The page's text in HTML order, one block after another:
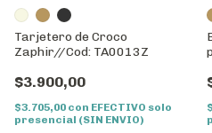
Tarjetero de Croco
Zaphir//Cod: TA0013Z
$3.900,00
$3.705,00 con EFECTIVO solo
presencial (SIN ENVIO)